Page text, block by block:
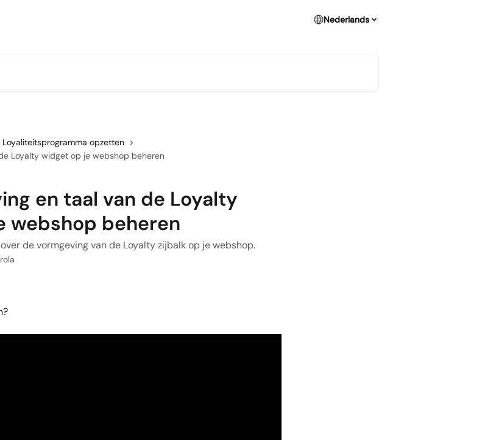
Nederlands
Loyaliteitsprogramma opzetten
Loyalty widget op je webshop beheren
en taal van de Loyalty
webshop beheren
de vormgeving van de Loyalty zijbalk op je webshop.